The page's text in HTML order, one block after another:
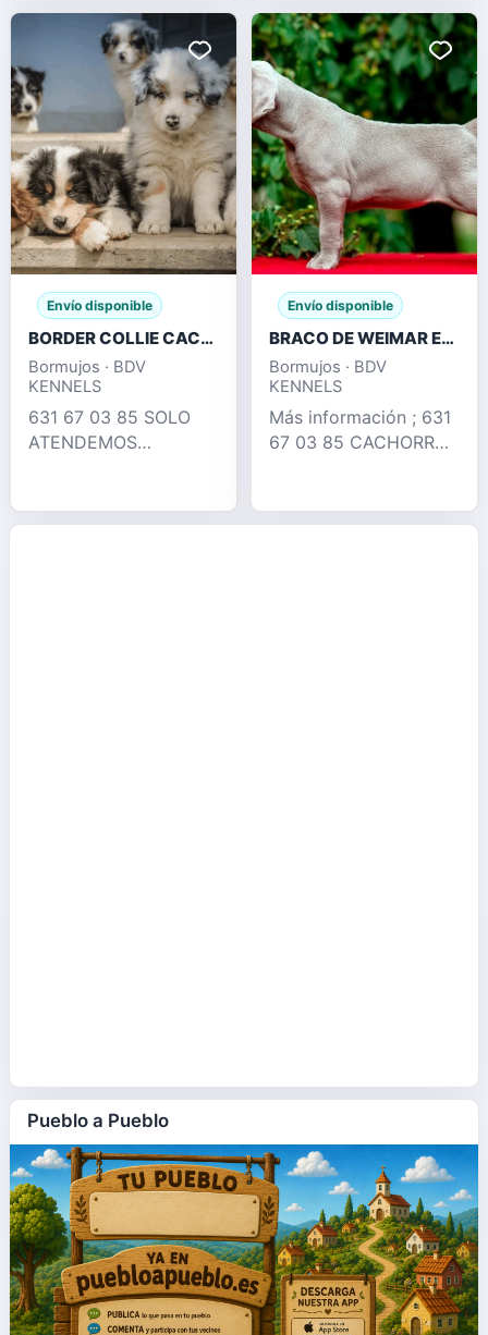
26
pelo duro , perros muy
adptados tanto como
para hogar como para
rastreo de jabalí ,
Envío disponible
BORDER COLLIE CACHORROS , TRICOLOR MERLE
Bormujos · BDV
KENNELS
631 67 03 85 SOLO
ATENDEMOS
COMPETITIVOS!!
Envío disponible
BRACO DE WEIMAR EXCELENTES CACHORROS
Bormujos · BDV
KENNELS
Más información ; 631
67 03 85 CACHORROS
DISPONEMOS DE
Pueblo a Pueblo